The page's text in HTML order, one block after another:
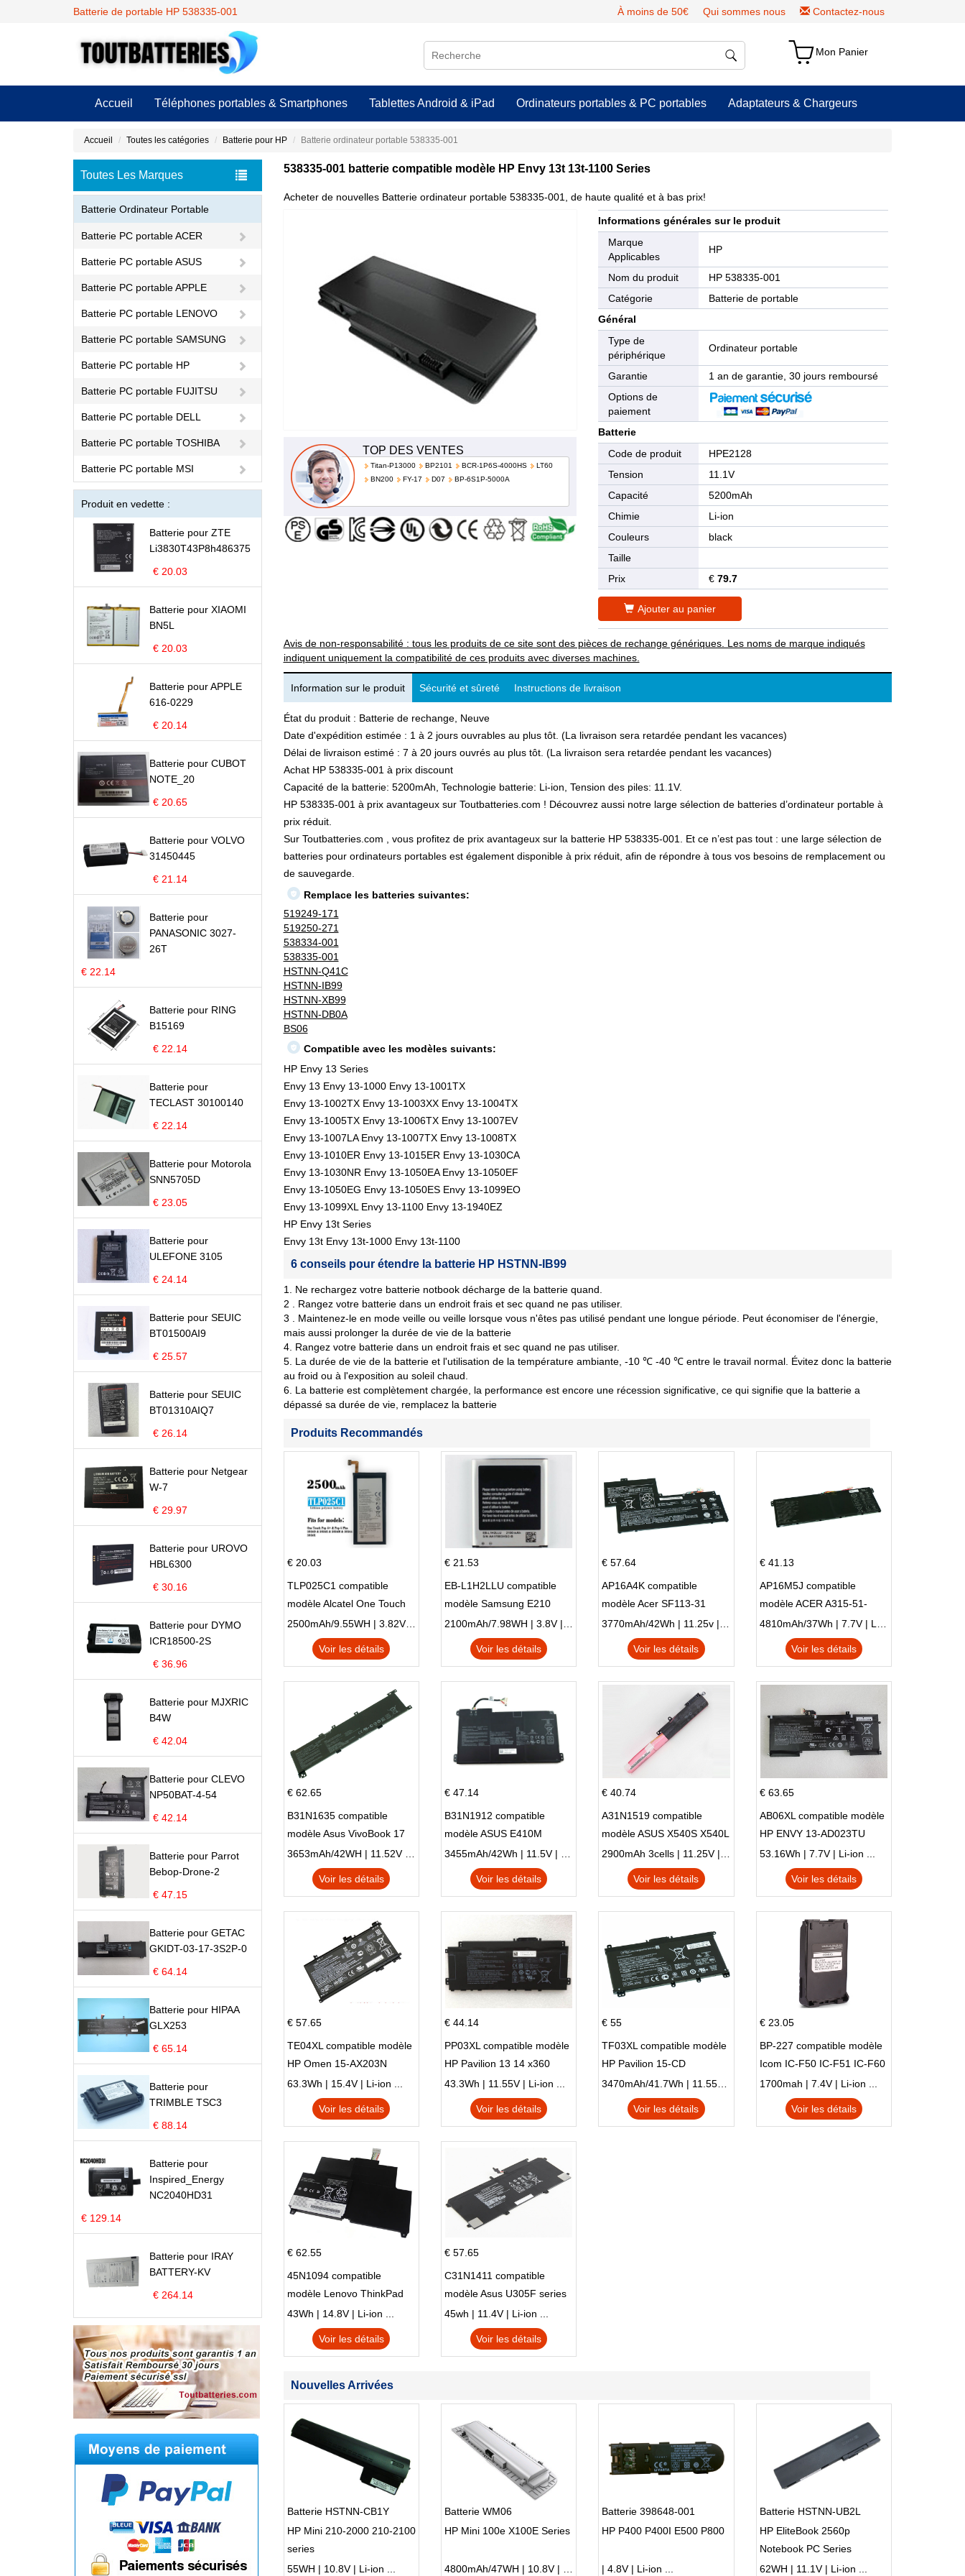
Batterie de portable HP 538335-001 À moins de 50€ Qui sommes nous Contactez-nous
Mon Panier
Accueil Téléphones portables & Smartphones Tablettes Android & iPad Ordinateurs portables & PC portables Adaptateurs & Chargeurs
Accueil Toutes les catégories Batterie pour HP Batterie ordinateur portable 538335-001
Toutes Les Marques
Batterie Ordinateur Portable
Batterie PC portable ACER
Batterie PC portable ASUS
Batterie PC portable APPLE
Batterie PC portable LENOVO
Batterie PC portable SAMSUNG
Batterie PC portable HP
Batterie PC portable FUJITSU
Batterie PC portable DELL
Batterie PC portable TOSHIBA
Batterie PC portable MSI
Produit en vedette :
Batterie pour ZTE
Li3830T43P8h486375
€ 20.03
Batterie pour XIAOMI
BN5L
€ 20.03
Batterie pour APPLE
616-0229
€ 20.14
Batterie pour CUBOT
NOTE_20
€ 20.65
Batterie pour VOLVO
31450445
€ 21.14
Batterie pour
PANASONIC 3027-
26T
€ 22.14
Batterie pour RING
B15169
€ 22.14
Batterie pour
TECLAST 30100140
€ 22.14
Batterie pour Motorola
SNN5705D
€ 23.05
Batterie pour
ULEFONE 3105
€ 24.14
Batterie pour SEUIC
BT01500AI9
€ 25.57
Batterie pour SEUIC
BT01310AIQ7
€ 26.14
Batterie pour Netgear
W-7
€ 29.97
Batterie pour UROVO
HBL6300
€ 30.16
Batterie pour DYMO
ICR18500-2S
€ 36.96
Batterie pour MJXRIC
B4W
€ 42.04
Batterie pour CLEVO
NP50BAT-4-54
€ 42.14
Batterie pour Parrot
Bebop-Drone-2
€ 47.15
Batterie pour GETAC
GKIDT-03-17-3S2P-0
€ 64.14
Batterie pour HIPAA
GLX253
€ 65.14
Batterie pour
TRIMBLE TSC3
€ 88.14
Batterie pour
Inspired_Energy
NC2040HD31
€ 129.14
Batterie pour IRAY
BATTERY-KV
€ 264.14
538335-001 batterie compatible modèle HP Envy 13t 13t-1100 Series
Acheter de nouvelles Batterie ordinateur portable 538335-001, de haute qualité et à bas prix!
TOP DES VENTES
Titan-P13000 BP2101 BCR-1P6S-4000HS
LT60
BN200
FY-17 D07 BP-6S1P-5000A
Informations générales sur le produit
Marque
Applicables
HP
Nom du produit
HP 538335-001
Catégorie
Batterie de portable
Général
Type de
périphérique
Ordinateur portable
Garantie
1 an de garantie, 30 jours remboursé
Options de
paiement
Batterie
Code de produit
HPE2128
Tension
11.1V
Capacité
5200mAh
Chimie
Li-ion
Couleurs
black
Taille
Prix
€79.7
Ajouter au panier
Avis de non-responsabilité : tous les produits de ce site sont des pièces de rechange génériques. Les noms de marque indiqués
indiquent uniquement la compatibilité de ces produits avec diverses machines.
Information sur le produit Sécurité et sûreté Instructions de livraison
État du produit : Batterie de rechange, Neuve
Date d'expédition estimée : 1 à 2 jours ouvrables au plus tôt. (La livraison sera retardée pendant les vacances)
Délai de livraison estimé : 7 à 20 jours ouvrés au plus tôt. (La livraison sera retardée pendant les vacances)
Achat HP 538335-001 à prix discount
Capacité de la batterie: 5200mAh, Technologie batterie: Li-ion, Tension des piles: 11.1V.
HP 538335-001 à prix avantageux sur Toutbatteries.com ! Découvrez aussi notre large sélection de batteries d’ordinateur portable à
prix réduit.
Sur Toutbatteries.com , vous profitez de prix avantageux sur la batterie HP 538335-001. Et ce n’est pas tout : une large sélection de
batteries pour ordinateurs portables est également disponible à prix réduit, afin de répondre à tous vos besoins de remplacement ou
de sauvegarde.
Remplace les batteries suivantes:
519249-171
519250-271
538334-001
538335-001
HSTNN-Q41C
HSTNN-IB99
HSTNN-XB99
HSTNN-DB0A
BS06
Compatible avec les modèles suivants:
HP Envy 13 Series
Envy 13 Envy 13-1000 Envy 13-1001TX
Envy 13-1002TX Envy 13-1003XX Envy 13-1004TX
Envy 13-1005TX Envy 13-1006TX Envy 13-1007EV
Envy 13-1007LA Envy 13-1007TX Envy 13-1008TX
Envy 13-1010ER Envy 13-1015ER Envy 13-1030CA
Envy 13-1030NR Envy 13-1050EA Envy 13-1050EF
Envy 13-1050EG Envy 13-1050ES Envy 13-1099EO
Envy 13-1099XL Envy 13-1100 Envy 13-1940EZ
HP Envy 13t Series
Envy 13t Envy 13t-1000 Envy 13t-1100
6 conseils pour étendre la batterie HP HSTNN-IB99
1. Ne rechargez votre batterie notbook décharge de la batterie quand.
2 . Rangez votre batterie dans un endroit frais et sec quand ne pas utiliser.
3 . Maintenez-le en mode veille ou veille lorsque vous n'êtes pas utilisé pendant une longue période. Peut économiser de l'énergie,
mais aussi prolonger la durée de vie de la batterie
4. Rangez votre batterie dans un endroit frais et sec quand ne pas utiliser.
5. La durée de vie de la batterie et l'utilisation de la température ambiante, -10 ℃ -40 ℃ entre le travail normal. Évitez donc la batterie
au froid ou à l'exposition au soleil chaud.
6. La batterie est complètement chargée, la performance est encore une récession significative, ce qui signifie que la batterie a
dépassé sa durée de vie, remplacez la batterie
Produits Recommandés
€ 20.03
TLP025C1 compatible
modèle Alcatel One Touch
Pop 4 Plus OT-5056D
2500mAh/9.55WH | 3.82V | Li-ion ...
Voir les détails
€ 21.53
EB-L1H2LLU compatible
modèle Samsung E210
E210K i939
Voir les détails
€ 57.64
AP16A4K compatible
modèle Acer SF113-31
AO1-132 NE132
Voir les détails
€ 41.13
AP16M5J compatible
modèle ACER A315-51-
51SL N17Q1 SERIES
Voir les détails
€ 62.65
B31N1635 compatible
modèle Asus VivoBook 17
X705NC X705UA X705UV
X705UN X705UD
Voir les détails
€ 47.14
B31N1912 compatible
modèle ASUS E410M
E410MA L410MA
Voir les détails
€ 40.74
A31N1519 compatible
modèle ASUS X540S X540L
X540LA-SI302 X540SA
X540S
Voir les détails
€ 63.65
AB06XL compatible modèle
HP ENVY 13-AD023TU
HSTNN-DB8C 921438-855
TPN-I128
53.16Wh | 7.7V | Li-ion ...
Voir les détails
€ 57.65
TE04XL compatible modèle
HP Omen 15-AX203N
Omen 15 Series Pavilion 15
Series
63.3Wh | 15.4V | Li-ion ...
Voir les détails
€ 44.14
PP03XL compatible modèle
HP Pavilion 13 14 x360
L83388-AC1 L83388-421
HSTNN-LB8S M01118-421
M01144-005 13-BB 14-DV
43.3Wh | 11.55V | Li-ion ...
Voir les détails
€ 55
TF03XL compatible modèle
HP Pavilion 15-CD
Voir les détails
€ 23.05
BP-227 compatible modèle
Icom IC-F50 IC-F51 IC-F60
IC-F61 IC-M87
1700mah | 7.4V | Li-ion ...
Voir les détails
€ 62.55
45N1094 compatible
modèle Lenovo ThinkPad
Edge S230u Twist
43Wh | 14.8V | Li-ion ...
Voir les détails
€ 57.65
C31N1411 compatible
modèle Asus U305F series
45wh | 11.4V | Li-ion ...
Voir les détails
Nouvelles Arrivées
Batterie HSTNN-CB1Y
HP Mini 210-2000 210-2100
series
55WH | 10.8V | Li-ion ...
Batterie WM06
HP Mini 100e X100E Series
Batterie 398648-001
HP P400 P400I E500 P800
| 4.8V | Li-ion ...
Batterie HSTNN-UB2L
HP EliteBook 2560p
Notebook PC Series
62WH | 11.1V | Li-ion ...